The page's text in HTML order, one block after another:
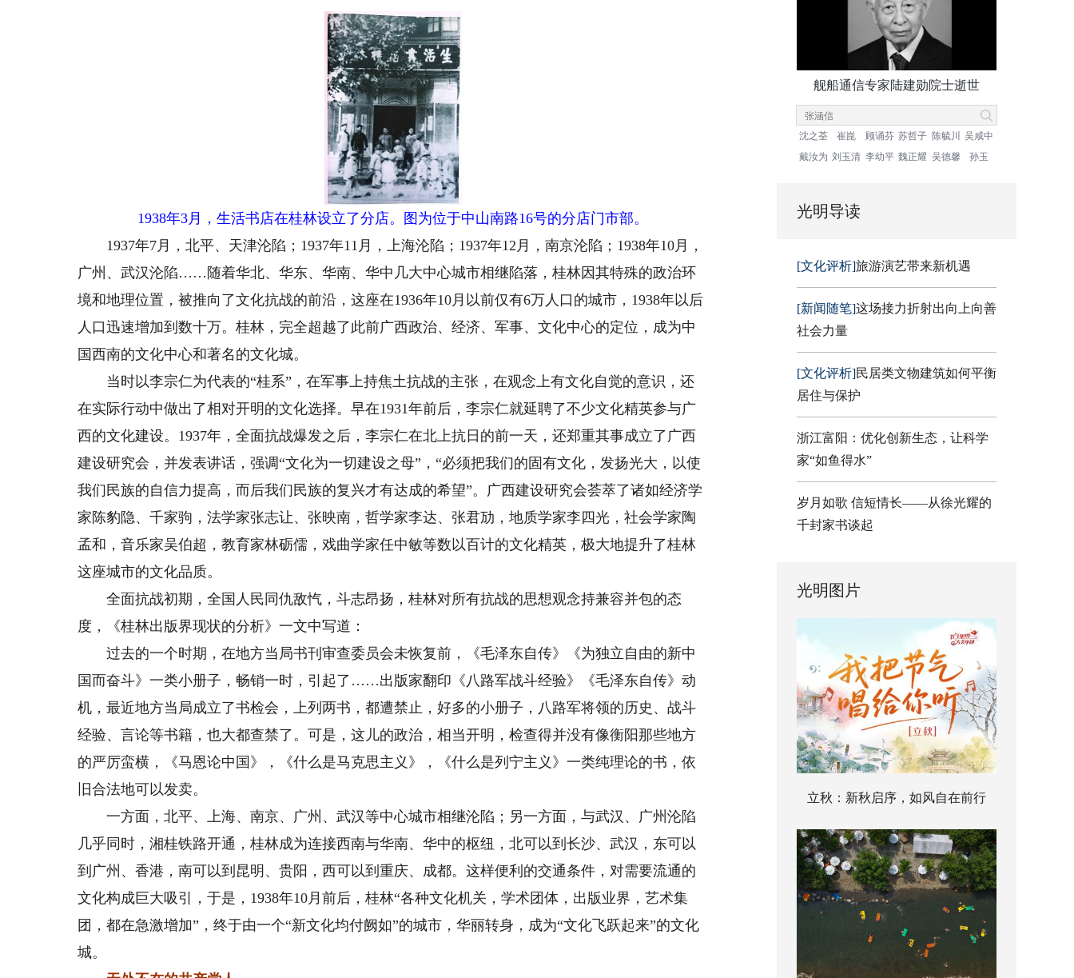
1938年3月，生活书店在桂林设立了分店。图为位于中山南路16号的分店门市部。
1937年7月，北平、天津沦陷；1937年11月，上海沦陷；1937年12月，南京沦陷；1938年10月，
广州、武汉沦陷……随着华北、华东、华南、华中几大中心城市相继陷落，桂林因其特殊的政治环
境和地理位置，被推向了文化抗战的前沿，这座在1936年10月以前仅有6万人口的城市，1938年以后
人口迅速增加到数十万。桂林，完全超越了此前广西政治、经济、军事、文化中心的定位，成为中
国西南的文化中心和著名的文化城。
当时以李宗仁为代表的“桂系”，在军事上持焦土抗战的主张，在观念上有文化自觉的意识，还
在实际行动中做出了相对开明的文化选择。早在1931年前后，李宗仁就延聘了不少文化精英参与广
西的文化建设。1937年，全面抗战爆发之后，李宗仁在北上抗日的前一天，还郑重其事成立了广西
建设研究会，并发表讲话，强调“文化为一切建设之母”，“必须把我们的固有文化，发扬光大，以使
我们民族的自信力提高，而后我们民族的复兴才有达成的希望”。广西建设研究会荟萃了诸如经济学
家陈豹隐、千家驹，法学家张志让、张映南，哲学家李达、张君劢，地质学家李四光，社会学家陶
孟和，音乐家吴伯超，教育家林砺儒，戏曲学家任中敏等数以百计的文化精英，极大地提升了桂林
这座城市的文化品质。
全面抗战初期，全国人民同仇敌忾，斗志昂扬，桂林对所有抗战的思想观念持兼容并包的态
度，《桂林出版界现状的分析》一文中写道：
过去的一个时期，在地方当局书刊审查委员会未恢复前，《毛泽东自传》《为独立自由的新中
国而奋斗》一类小册子，畅销一时，引起了……出版家翻印《八路军战斗经验》《毛泽东自传》动
机，最近地方当局成立了书检会，上列两书，都遭禁止，好多的小册子，八路军将领的历史、战斗
经验、言论等书籍，也大都查禁了。可是，这儿的政治，相当开明，检查得并没有像衡阳那些地方
的严厉蛮横，《马恩论中国》，《什么是马克思主义》，《什么是列宁主义》一类纯理论的书，依
旧合法地可以发卖。
一方面，北平、上海、南京、广州、武汉等中心城市相继沦陷；另一方面，与武汉、广州沦陷
几乎同时，湘桂铁路开通，桂林成为连接西南与华南、华中的枢纽，北可以到长沙、武汉，东可以
到广州、香港，南可以到昆明、贵阳，西可以到重庆、成都。这样便利的交通条件，对需要流通的
文化构成巨大吸引，于是，1938年10月前后，桂林“各种文化机关，学术团体，出版业界，艺术集
团，都在急激增加”，终于由一个“新文化均付阙如”的城市，华丽转身，成为“文化飞跃起来”的文化
城。
舰船通信专家陆建勋院士逝世
沈之荃 崔崑 顾诵芬 苏哲子 陈毓川
吴咸中
戴汝为 刘玉清 李幼平 魏正耀 吴德馨 孙玉
光明导读
[文化评析]旅游演艺带来新机遇
[新闻随笔]这场接力折射出向上向善
社会力量
[文化评析]民居类文物建筑如何平衡
居住与保护
浙江富阳：优化创新生态，让科学
家“如鱼得水”
岁月如歌 信短情长——从徐光耀的
千封家书谈起
光明图片
立秋：新秋启序，如风自在前行